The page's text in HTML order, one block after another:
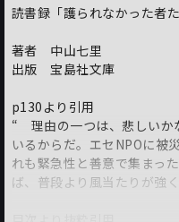
読書録「護られなかった者
著者 中山七里
出版 宝島社文庫
p130より引用
“ 理由の一つは、悲しいか
いるからだ。エセNPOに被
れも緊急性と善意で集まっ
ば、普段より風当たりが強